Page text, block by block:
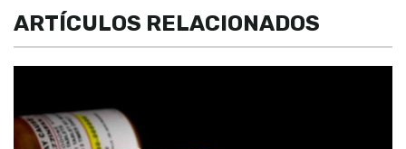
ARTÍCULOS RELACIONADOS